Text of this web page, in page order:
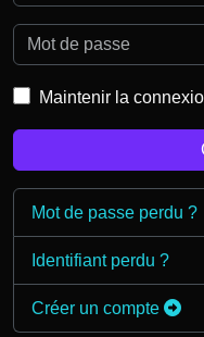
Mot de passe
Maintenir la
Mot de passe perdu ?
Identifiant perdu ?
Créer un compte